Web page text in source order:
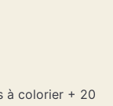
à colorier + 20